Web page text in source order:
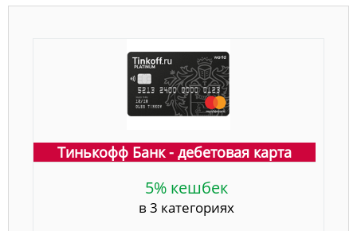
Тинькофф Банк - дебетовая карта
5% кешбек
в 3 категориях